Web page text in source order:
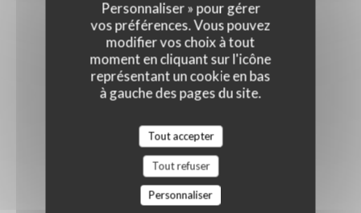
Personnaliser » pour gérer
vos préférences. Vous pouvez
modifier vos choix à tout
moment en cliquant sur l'icône
représentant un cookie en bas
à gauche des pages du site.
Tout accepter
Tout refuser
Personnaliser